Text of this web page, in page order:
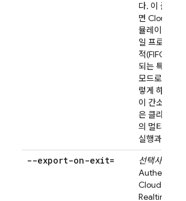
다. 이 플래
면 Cloud
뮬레이터는
일 프로세스
적(FIFO) 순
되는 특수 직
모드로 전환
렇게 하면 함
이 간소화되
은 클라우드
의 멀티 프로
실행과는 다
--export-on-exit=
선택사항.
Cloud
Realtime